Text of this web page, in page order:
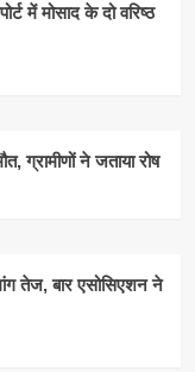
में मोसाद के दो वरिष्ठ
ग्रामीणों ने जताया रोष
तेज, बार एसोसिएशन ने